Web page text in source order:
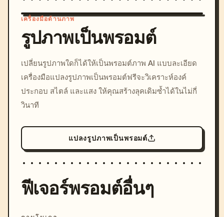
c, cyberpunk sunset, neon
colors, 8k --v 6.0
เครื่องมือด้านภาพ
รูปภาพเป็นพรอมต์
เปลี่ยนรูปภาพใดก็ได้ให้เป็นพรอมต์ภาพ AI แบบละเอียด
เครื่องมือแปลงรูปภาพเป็นพรอมต์ฟรีจะวิเคราะห์องค์
ประกอบ สไตล์ และแสง ให้คุณสร้างลุคเดิมซ้ำได้ในไม่กี่
วินาที
แปลงรูปภาพเป็นพรอมต์
ฟีเจอร์พรอมต์อื่นๆ